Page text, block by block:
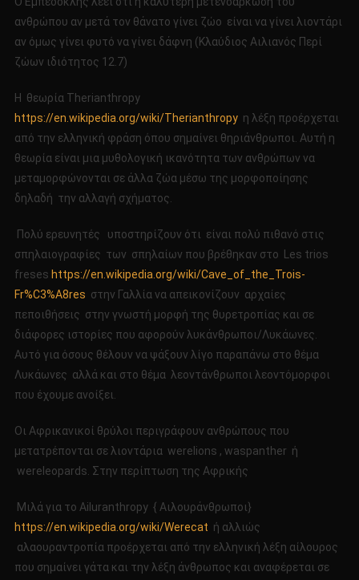
2
ανθρώπου αν μετά τον θάνατο γίνει ζώο είναι να γίνει λιοντάρι
αν όμως γίνει φυτό να γίνει δάφνη (Κλαύδιος Αιλιανός Περί
ζώων ιδιότητος 12.7)
Η θεωρία Therianthropy
https://en.wikipedia.org/wiki/Therianthropyη λέξη προέρχεται
από την ελληνική φράση όπου σημαίνει θηριάνθρωποι. Αυτή η
θεωρία είναι μια μυθολογική ικανότητα των ανθρώπων να
μεταμορφώνονται σε άλλα ζώα μέσω της μορφοποίησης
δηλαδή την αλλαγή σχήματος.
Πολύ ερευνητές υποστηρίζουν ότι είναι πολύ πιθανό στις
σπηλαιογραφίες των σπηλαίων που βρέθηκαν στο Les trios
freses https://en.wikipedia.org/wiki/Cave_of_the_Trois-
Fr%C3%A8res στην Γαλλία να απεικονίζουν αρχαίες
πεποιθήσεις στην γνωστή μορφή της θυρετροπίας και σε
διάφορες ιστορίες που αφορούν λυκάνθρωποι/Λυκάωνες.
Αυτό για όσους θέλουν να ψάξουν λίγο παραπάνω στο θέμα
Λυκάωνες αλλά και στο θέμα λεοντάνθρωποι λεοντόμορφοι
που έχουμε ανοίξει.
Οι Αφρικανικοί θρύλοι περιγράφουν ανθρώπους που
μετατρέπονται σε λιοντάρια werelions , waspanther ή
wereleopards. Στην περίπτωση της Αφρικής
Μιλά για το Ailuranthropy { Αιλουράνθρωποι}
https://en.wikipedia.org/wiki/Werecat ή αλλιώς
αλαουραντροπία προέρχεται από την ελληνική λέξη αίλουρος
που σημαίνει γάτα και την λέξη άνθρωπος και αναφέρεται σε